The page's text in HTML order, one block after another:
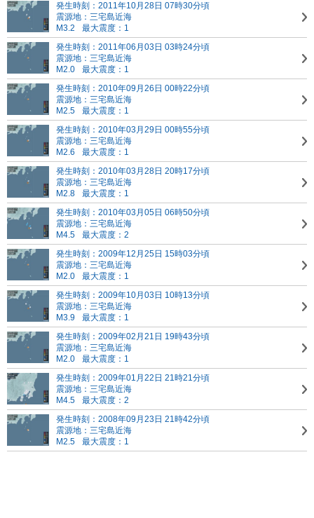
発生時刻：2011年10月28日 07時30分頃
震源地：三宅島近海
M3.2
最大震度：1
発生時刻：2011年06月03日 03時24分頃
震源地：三宅島近海
M2.0
最大震度：1
発生時刻：2010年09月26日 00時22分頃
震源地：三宅島近海
M2.5
最大震度：1
発生時刻：2010年03月29日 00時55分頃
震源地：三宅島近海
M2.6
最大震度：1
発生時刻：2010年03月28日 20時17分頃
震源地：三宅島近海
M2.8
最大震度：1
発生時刻：2010年03月05日 06時50分頃
震源地：三宅島近海
M4.5
最大震度：2
発生時刻：2009年12月25日 15時03分頃
震源地：三宅島近海
M2.0
最大震度：1
発生時刻：2009年10月03日 10時13分頃
震源地：三宅島近海
M3.9
最大震度：1
発生時刻：2009年02月21日 19時43分頃
震源地：三宅島近海
M2.0
最大震度：1
発生時刻：2009年01月22日 21時21分頃
震源地：三宅島近海
M4.5
最大震度：2
発生時刻：2008年09月23日 21時42分頃
震源地：三宅島近海
M2.5
最大震度：1